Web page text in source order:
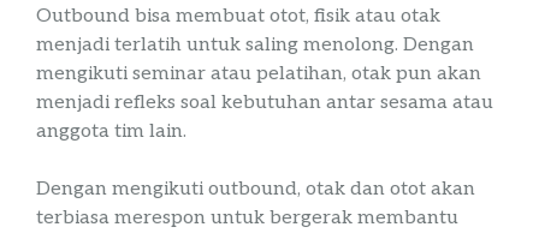
Outbound bisa membuat otot, fisik atau otak
menjadi terlatih untuk saling menolong. Dengan
mengikuti seminar atau pelatihan, otak pun akan
menjadi refleks soal kebutuhan antar sesama atau
anggota tim lain.
Dengan mengikuti outbound, otak dan otot akan
terbiasa merespon untuk bergerak membantu